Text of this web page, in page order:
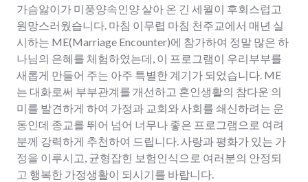
가슴앓이가 미풍양속인양 살아 온 긴 세월이 후회스럽고
원망스러웠습니다. 마침 이무렵 마침 천주교에서 매년 실
시하는 ME(Marriage Encounter)에 참가하여 정말 많은 하
나님의 은혜를 체험하였는데, 이 프로그램이 우리부부를
새롭게 만들어 주는 아주 특별한 계기가 되었습니다. ME
는 대화로써 부부관계를 개선하고 혼인생활의 참다운 의
미를 발견하게 하여 가정과 교회와 사회를 쇄신하려는 운
동인데 종교를 뛰어 넘어 너무나 좋은 프로그램으로 여려
분께 강력하게 추천하여 드립니다. 사랑과 평화가 있는 가
정을 이루시고, 균형잡힌 보험인식으로 여러분의 안정되
고 행복한 가정생활이 되시기를 바랍니다.